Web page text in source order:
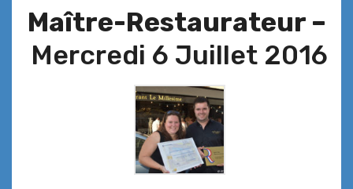
Maître-Restaurateur –
Mercredi 6 Juillet 2016